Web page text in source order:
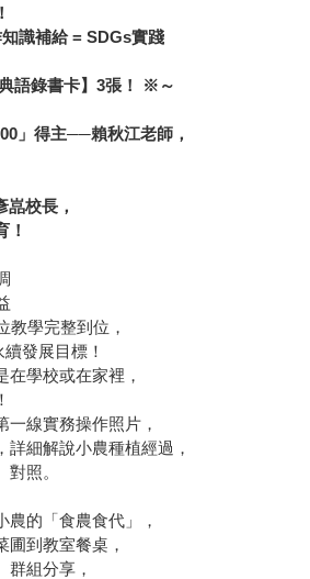
識補給 = SDGs實踐
語錄書卡】3張！ ※～
」得主──賴秋江老師，
校長，
！
教學完整到位，
發展目標！
在學校或在家裡，
線實務操作照片，
詳細解說小農種植經過，
照。
的「食農食代」，
圃到教室餐桌，
群組分享，